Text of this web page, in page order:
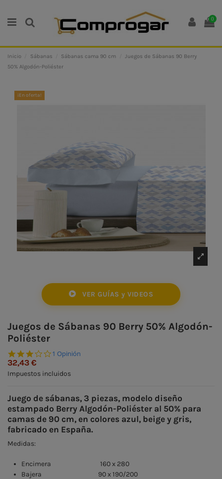
0
Inicio Sábanas Sábanas cama 90 cm
Juegos de Sábanas 90 Berry
50% Algodón-Poliéster
¡En oferta!
VER GUÍAS y VIDEOS
Juegos de Sábanas 90 Berry 50% Algodón-
Poliéster
3.0 star rating
1 Opinión
32,43 €
Impuestos incluidos
Juego de sábanas, 3 piezas, modelo diseño
estampado Berry Algodón-Poliéster al 50% para
camas de 90 cm, en colores azul, beige y gris,
fabricado en España.
Medidas:
Encimera 160 x 280
Bajera 90 x 190/200